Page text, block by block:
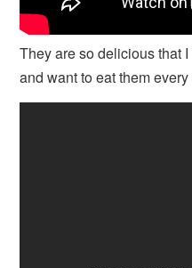
They are so delicious that
and want to eat them